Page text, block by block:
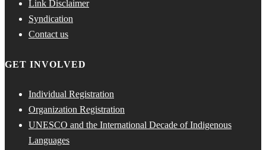
Link Disclaimer
Syndication
Contact us
GET INVOLVED
Individual Registration
Organization Registration
UNESCO and the International Decade of Indigenous
Languages